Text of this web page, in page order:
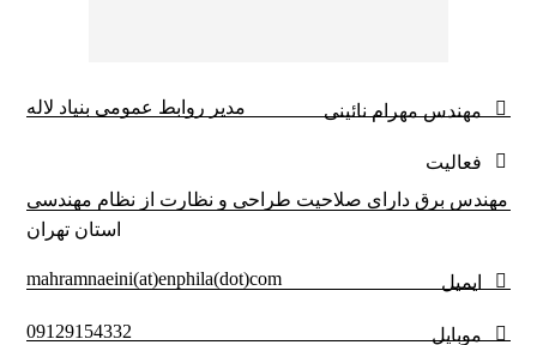
مهندس مهرام نائینی مدیر روابط عمومی بنیاد لاله
فعالیت
مهندس برق دارای صلاحیت طراحی و نظارت از نظام مهندسی
استان تهران
ایمیل mahramnaeini(at)enphila(dot)com
موبایل 09129154332